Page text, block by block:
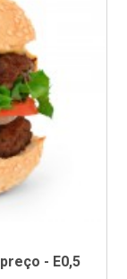
- E0,5